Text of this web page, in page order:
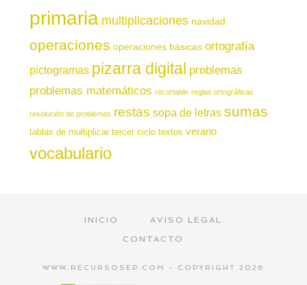
primaria multiplicaciones navidad
operaciones operaciones básicas ortografía
pictogramas pizarra digital problemas
problemas matemáticos recortable reglas ortográficas
resolución de problemas restas sopa de letras sumas
tablas de multiplicar tercer ciclo textos verano
vocabulario
INICIO
AVISO LEGAL
CONTACTO
WWW.RECURSOSEP.COM - COPYRIGHT 2026